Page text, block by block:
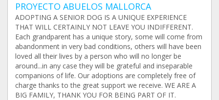
PROYECTO ABUELOS MALLORCA
ADOPTING A SENIOR DOG IS A UNIQUE EXPERIENCE
THAT WILL CERTAINLY NOT LEAVE YOU INDIFFERENT.
Each grandparent has a unique story, some will come from
abandonment in very bad conditions, others will have been
loved all their lives by a person who will no longer be
around...in any case they will be grateful and inseparable
companions of life. Our adoptions are completely free of
charge thanks to the great support we receive. WE ARE A
BIG FAMILY, THANK YOU FOR BEING PART OF IT.